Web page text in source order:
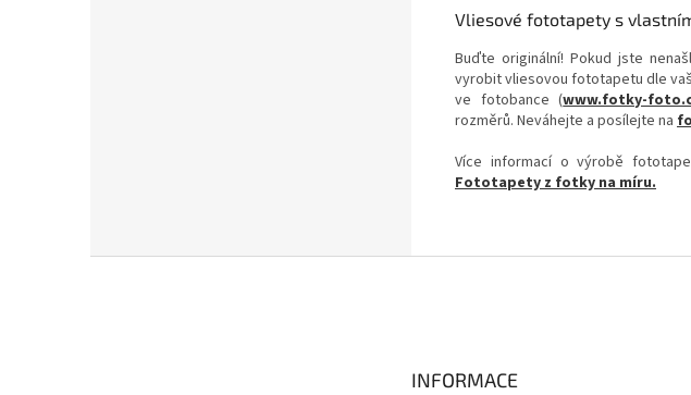
Vliesové fototapety s
Buďte originální! Pokud jste
vyrobit vliesovou fototapetu dle
ve fotobance (www.fotky-
rozměrů. Neváhejte a posílejte na
Více informací o výrobě
Fototapety z fotky na míru.
INFORMACE